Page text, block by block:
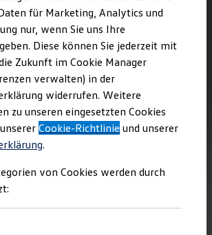
Fahrzeuge
Marktplatz
Sondermodelle
und Gebrauchtwagen
Zertifizierte Gebrauchtwagen
bei Gebrauchtwagen
Angebote
für Marketing, Analytics und
nur, wenn Sie uns Ihre
Diese können Sie jederzeit mit
Zukunft im Cookie Manager
verwalten) in der
widerrufen. Weitere
zu unseren eingesetzten Cookies
Cookie-Richtlinie und unserer
.
von Cookies werden durch